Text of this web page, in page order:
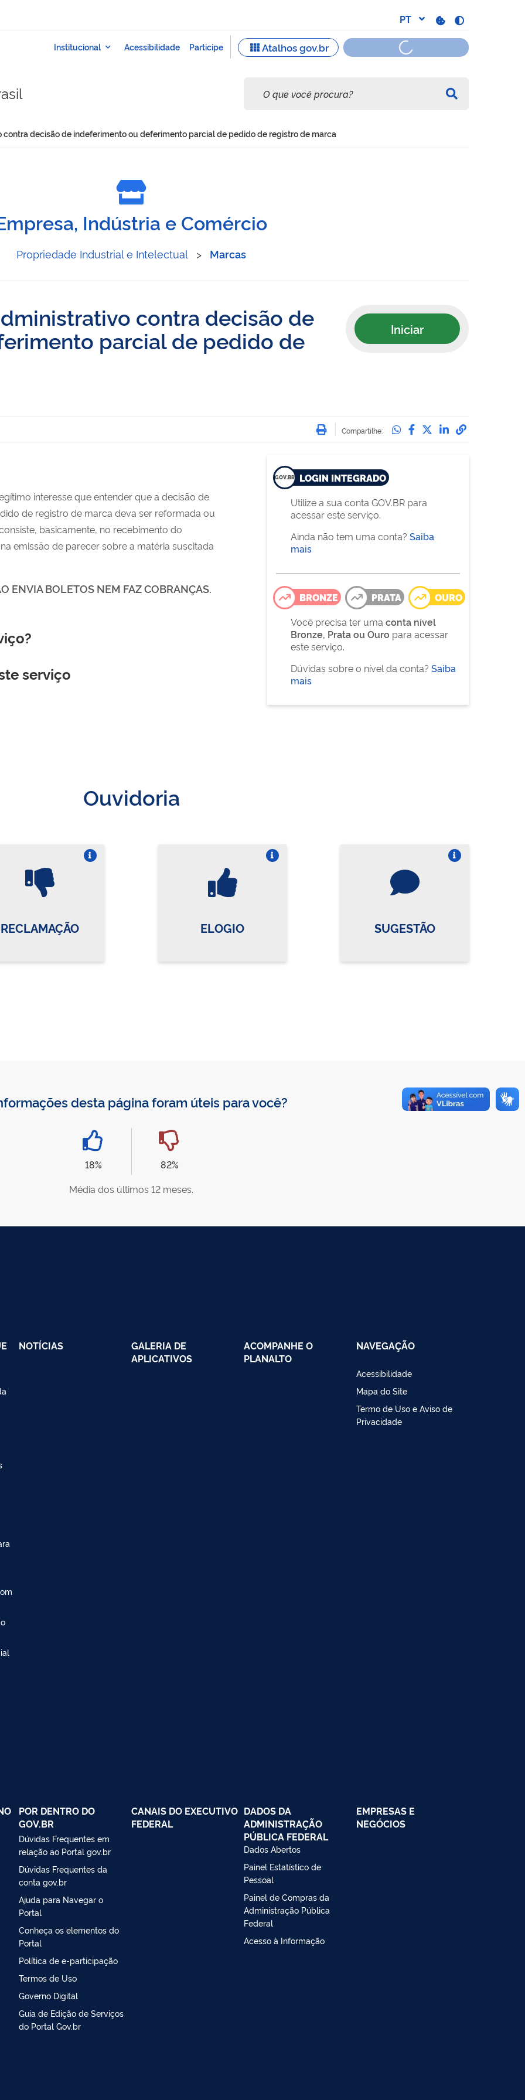
decisão de indeferimento ou deferimento parcial de pedido de registro de marca
Indústria e Comércio
Propriedade Industrial e Intelectual > Marcas
contra decisão de
parcial de pedido de
Iniciar
Imprimir
Compartilhe: Compartilhe no
Compartilhe no
Compartilhe no
Compartilhe
interesse que entender que a decisão de
de registro de marca deva ser reformada ou
basicamente, no recebimento do
emissão de parecer sobre a matéria suscitada
ENVIA BOLETOS NEM FAZ COBRANÇAS.
serviço
LOGIN INTEGRADO
Utilize a sua conta GOV.BR para
acessar este serviço.
Ainda não tem uma conta? Saiba
mais
BRONZE PRATA
OURO
Você precisa ter uma conta nível
Bronze, Prata ou Ouro para acessar
este serviço.
Dúvidas sobre o nível da conta? Saiba
mais
Ouvidoria
RECLAMAÇÃO ELOGIO SUGESTÃO
desta página foram úteis para você?
18%
82%
Média dos últimos 12 meses.
NOTÍCIAS
GALERIA DE
APLICATIVOS
ACOMPANHE O
PLANALTO
NAVEGAÇÃO
Acessibilidade
Mapa do Site
Termo de Uso e Aviso de
Privacidade
POR DENTRO DO
GOV.BR
Dúvidas Frequentes em
relação ao Portal gov.br
Dúvidas Frequentes da
conta gov.br
Ajuda para Navegar o
Portal
Conheça os elementos do
Portal
Política de e-participação
Termos de Uso
Governo Digital
Guia de Edição de Serviços
do Portal Gov.br
CANAIS DO EXECUTIVO
FEDERAL
DADOS DA
ADMINISTRAÇÃO
PÚBLICA FEDERAL
Dados Abertos
Painel Estatístico de
Pessoal
Painel de Compras da
Administração Pública
Federal
Acesso à Informação
EMPRESAS E
NEGÓCIOS